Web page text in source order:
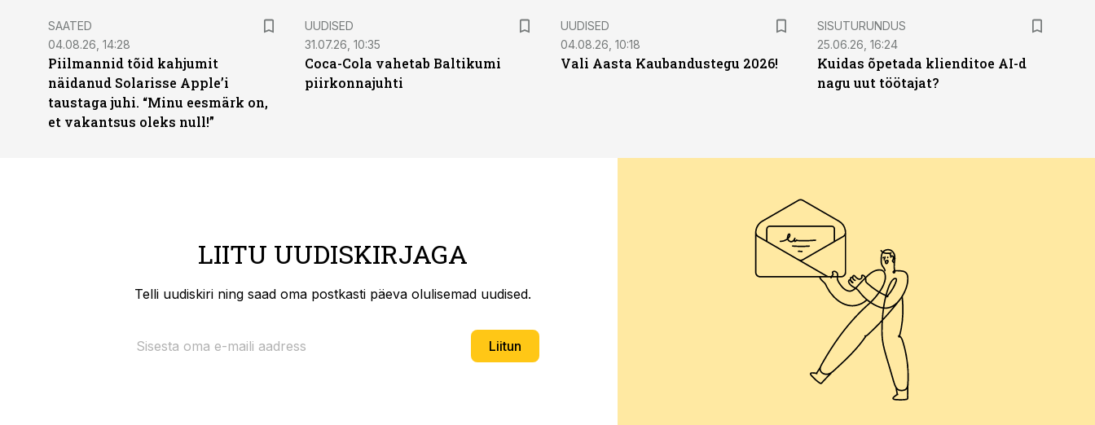
SAATED
04.08.26, 14:28
Piilmannid tõid kahjumit
näidanud Solarisse Apple’i
taustaga juhi. “Minu eesmärk on,
et vakantsus oleks null!”
UUDISED
31.07.26, 10:35
Coca-Cola vahetab Baltikumi
piirkonnajuhti
UUDISED
04.08.26, 10:18
Vali Aasta Kaubandustegu 2026!
ST
SISUTURUNDUS
25.06.26, 16:24
Kuidas õpetada klienditoe AI-d
nagu uut töötajat?
LIITU UUDISKIRJAGA
Telli uudiskiri ning saad oma postkasti päeva olulisemad uudised.
Liitun